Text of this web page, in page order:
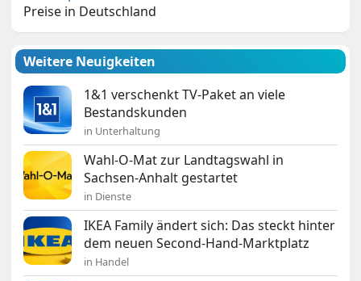
Preise in Deutschland
Weitere Neuigkeiten
1&1 verschenkt TV-Paket an viele
Bestandskunden
in Unterhaltung
Wahl-O-Mat zur Landtagswahl in
Sachsen-Anhalt gestartet
in Dienste
IKEA Family ändert sich: Das steckt hinter
dem neuen Second-Hand-Marktplatz
in Handel